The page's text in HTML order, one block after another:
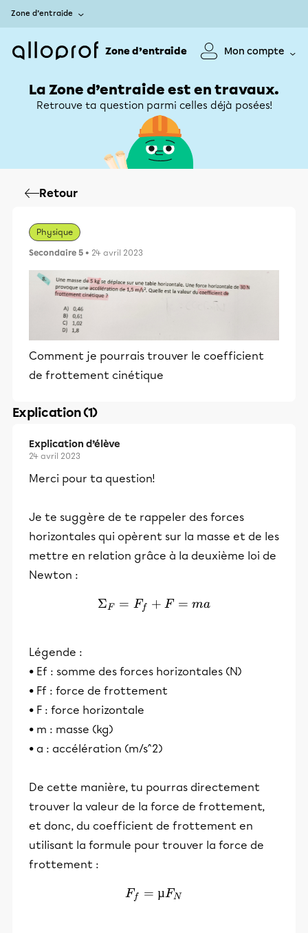
Zone d’entraide
Zone d’entraide Mon compte
La Zone d’entraide est en travaux.
Retrouve ta question parmi celles déjà posées!
Retour
Physique
Secondaire 5 • 24 avril 2023
Comment je pourrais trouver le coefficient
de frottement cinétique
Explication (1)
Explication d’élève
24 avril 2023
Merci pour ta question!
Je te suggère de te rappeler des forces
horizontales qui opèrent sur la masse et de les
mettre en relation grâce à la deuxième loi de
Newton :
\Sigma_F = F_f + F = ma
ΣF = F f + F = ma
Légende :
• Ef : somme des forces horizontales (N)
• Ff : force de frottement
• F : force horizontale
• m : masse (kg)
• a : accélération (m/s^2)
De cette manière, tu pourras directement
trouver la valeur de la force de frottement,
et donc, du coefficient de frottement en
utilisant la formule pour trouver la force de
frottement :
F_f = µ F_N
F f = µFN